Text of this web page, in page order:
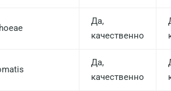
Да,
качественно
Да,
качественно